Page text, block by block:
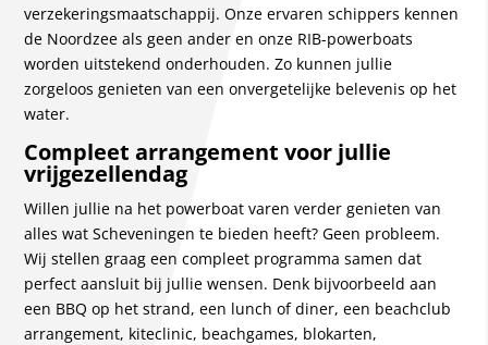
verzekeringsmaatschappij. Onze ervaren schippers kennen
de Noordzee als geen ander en onze RIB-powerboats
worden uitstekend onderhouden. Zo kunnen jullie
zorgeloos genieten van een onvergetelijke belevenis op het
water.
Compleet arrangement voor jullie
vrijgezellendag
Willen jullie na het powerboat varen verder genieten van
alles wat Scheveningen te bieden heeft? Geen probleem.
Wij stellen graag een compleet programma samen dat
perfect aansluit bij jullie wensen. Denk bijvoorbeeld aan
een BBQ op het strand, een lunch of diner, een beachclub
arrangement, kiteclinic, beachgames, blokarten,